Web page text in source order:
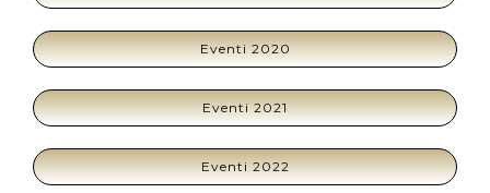
Eventi 2020
Eventi 2021
Eventi 2022